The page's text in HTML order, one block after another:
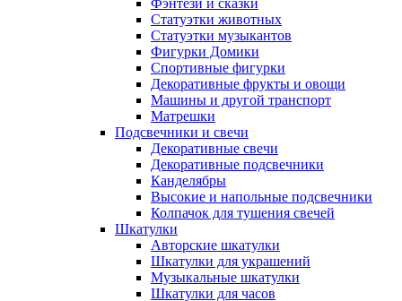
Фэнтези и сказки
Статуэтки животных
Статуэтки музыкантов
Фигурки Домики
Спортивные фигурки
Декоративные фрукты и овощи
Машины и другой транспорт
Матрешки
Подсвечники и свечи
Декоративные свечи
Декоративные подсвечники
Канделябры
Высокие и напольные подсвечники
Колпачок для тушения свечей
Шкатулки
Авторские шкатулки
Шкатулки для украшений
Музыкальные шкатулки
Шкатулки для часов